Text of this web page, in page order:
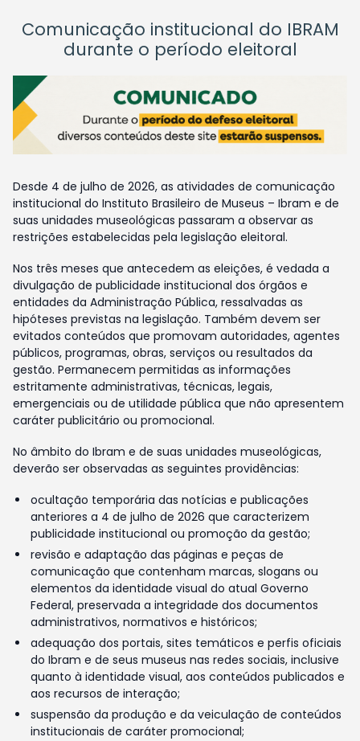
Comunicação institucional do IBRAM
durante o período eleitoral
Desde 4 de julho de 2026, as atividades de comunicação
institucional do Instituto Brasileiro de Museus – Ibram e de
suas unidades museológicas passaram a observar as
restrições estabelecidas pela legislação eleitoral.
Nos três meses que antecedem as eleições, é vedada a
divulgação de publicidade institucional dos órgãos e
entidades da Administração Pública, ressalvadas as
hipóteses previstas na legislação. Também devem ser
evitados conteúdos que promovam autoridades, agentes
públicos, programas, obras, serviços ou resultados da
gestão. Permanecem permitidas as informações
estritamente administrativas, técnicas, legais,
emergenciais ou de utilidade pública que não apresentem
caráter publicitário ou promocional.
No âmbito do Ibram e de suas unidades museológicas,
deverão ser observadas as seguintes providências:
ocultação temporária das notícias e publicações
anteriores a 4 de julho de 2026 que caracterizem
publicidade institucional ou promoção da gestão;
revisão e adaptação das páginas e peças de
comunicação que contenham marcas, slogans ou
elementos da identidade visual do atual Governo
Federal, preservada a integridade dos documentos
administrativos, normativos e históricos;
adequação dos portais, sites temáticos e perfis oficiais
do Ibram e de seus museus nas redes sociais, inclusive
quanto à identidade visual, aos conteúdos publicados e
aos recursos de interação;
suspensão da produção e da veiculação de conteúdos
institucionais de caráter promocional;